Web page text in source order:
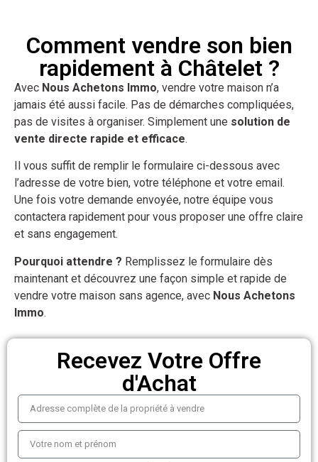
Comment vendre son bien
rapidement à Châtelet ?
Avec Nous Achetons Immo, vendre votre maison n’a
jamais été aussi facile. Pas de démarches compliquées,
pas de visites à organiser. Simplement une solution de
vente directe rapide et efficace.
Il vous suffit de remplir le formulaire ci-dessous avec
l’adresse de votre bien, votre téléphone et votre email.
Une fois votre demande envoyée, notre équipe vous
contactera rapidement pour vous proposer une offre claire
et sans engagement.
Pourquoi attendre ? Remplissez le formulaire dès
maintenant et découvrez une façon simple et rapide de
vendre votre maison sans agence, avec Nous Achetons
Immo.
Recevez Votre Offre
d'Achat